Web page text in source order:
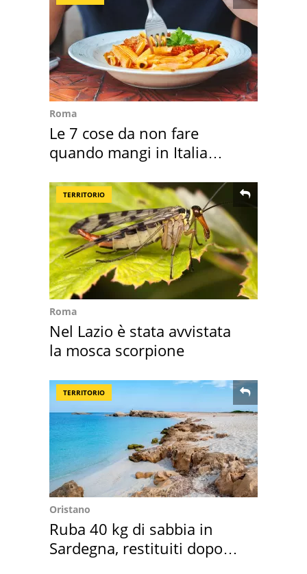
Roma
Le 7 cose da non fare
quando mangi in Italia
TERRITORIO
Roma
Nel Lazio è stata avvistata
la mosca scorpione
TERRITORIO
Oristano
Ruba 40 kg di sabbia in
Sardegna, restituiti dopo